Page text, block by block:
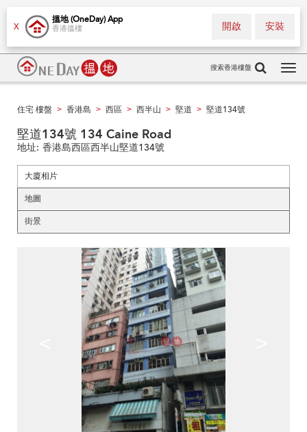
X
搵地 (OneDay) App
香港搵樓 安裝
開啟
搜索香港樓盤
住宅 樓盤 > 香港島 > 西區 > 西半山 > 堅道 > 堅道134號
堅道134號 134 Caine Road
地址: 香港島西區西半山堅道134號
大廈相片
地圖
街景